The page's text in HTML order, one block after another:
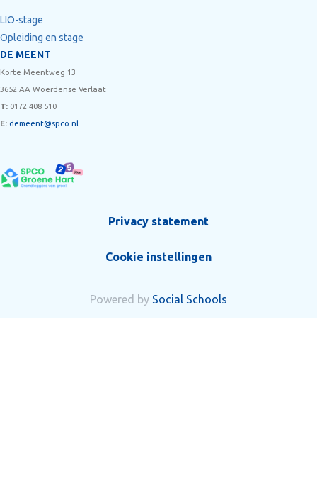
LIO-stage
Opleiding en stage
DE MEENT
Korte Meentweg 13
3652 AA Woerdense Verlaat
T: 0172 408 510
E: demeent@spco.nl
Privacy statement
Cookie instellingen
Powered by Social Schools